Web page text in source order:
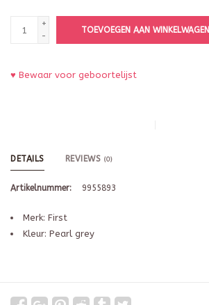
+
-
TOEVOEGEN AAN WINKELWAGEN
♥ Bewaar voor geboortelijst
DETAILS REVIEWS (0)
Artikelnummer: 9955893
Merk: First
Kleur: Pearl grey